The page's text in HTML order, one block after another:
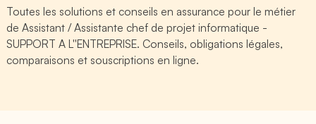
Toutes les solutions et conseils en assurance pour le métier
de Assistant / Assistante chef de projet informatique -
SUPPORT A L''ENTREPRISE. Conseils, obligations légales,
comparaisons et souscriptions en ligne.